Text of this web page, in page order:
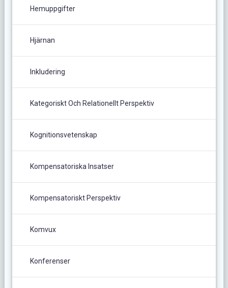
Hemuppgifter
Hjärnan
Inkludering
Kategoriskt Och Relationellt Perspektiv
Kognitionsvetenskap
Kompensatoriska Insatser
Kompensatoriskt Perspektiv
Komvux
Konferenser